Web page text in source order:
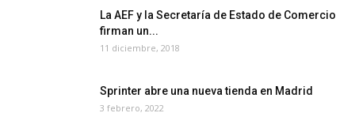
La AEF y la Secretaría de Estado de Comercio
firman un...
11 diciembre, 2018
Sprinter abre una nueva tienda en Madrid
3 febrero, 2022